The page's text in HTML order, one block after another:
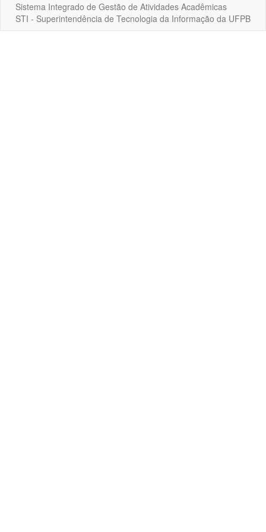
Sistema Integrado de Gestão de Atividades Acadêmicas
STI - Superintendência de Tecnologia da Informação da UFPB